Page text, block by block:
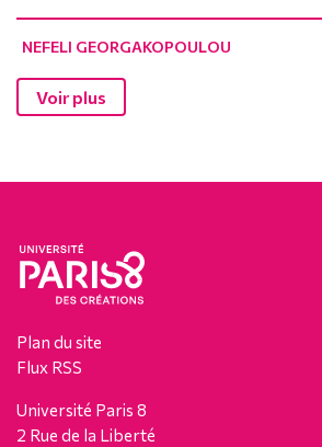
NEFELI GEORGAKOPOULOU
Voir plus
Plan du site
Flux RSS
Université Paris 8
2 Rue de la Liberté